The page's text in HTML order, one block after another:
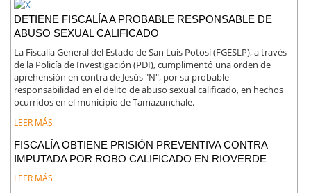
DETIENE FISCALÍA A PROBABLE RESPONSABLE DE
ABUSO SEXUAL CALIFICADO
La Fiscalía General del Estado de San Luis Potosí (FGESLP), a través
de la Policía de Investigación (PDI), cumplimentó una orden de
aprehensión en contra de Jesús "N", por su probable
responsabilidad en el delito de abuso sexual calificado, en hechos
ocurridos en el municipio de Tamazunchale.
LEER MÁS
FISCALÍA OBTIENE PRISIÓN PREVENTIVA CONTRA
IMPUTADA POR ROBO CALIFICADO EN RIOVERDE
LEER MÁS